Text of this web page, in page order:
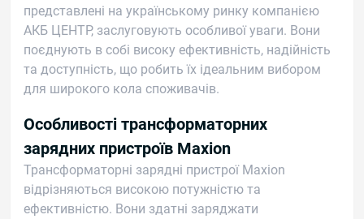
представлені на українському ринку компанією
АКБ ЦЕНТР, заслуговують особливої уваги. Вони
поєднують в собі високу ефективність, надійність
та доступність, що робить їх ідеальним вибором
для широкого кола споживачів.
Особливості трансформаторних
зарядних пристроїв Maxion
Трансформаторні зарядні пристрої Maxion
відрізняються високою потужністю та
ефективністю. Вони здатні заряджати